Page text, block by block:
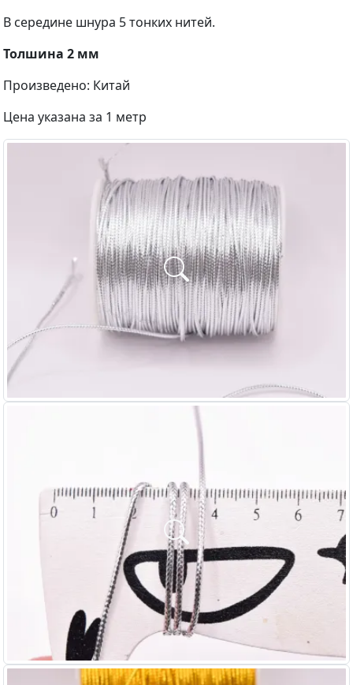
В середине шнура 5 тонких нитей.
Толшина 2 мм
Произведено: Китай
Цена указана за 1 метр